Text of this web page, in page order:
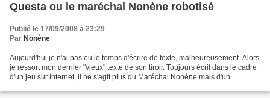
Questa ou le maréchal Nonène robotisé
Publié le 17/09/2008 à 23:29
Par Nonène
Aujourd'hui je n'ai pas eu le temps d'écrire de texte, malheureusement. Alors
je ressort mon dernier "vieux" texte de son tiroir. Toujours écrit dans le cadre
d'un jeu sur internet, il ne s'agit plus du Maréchal Nonène mais d'un